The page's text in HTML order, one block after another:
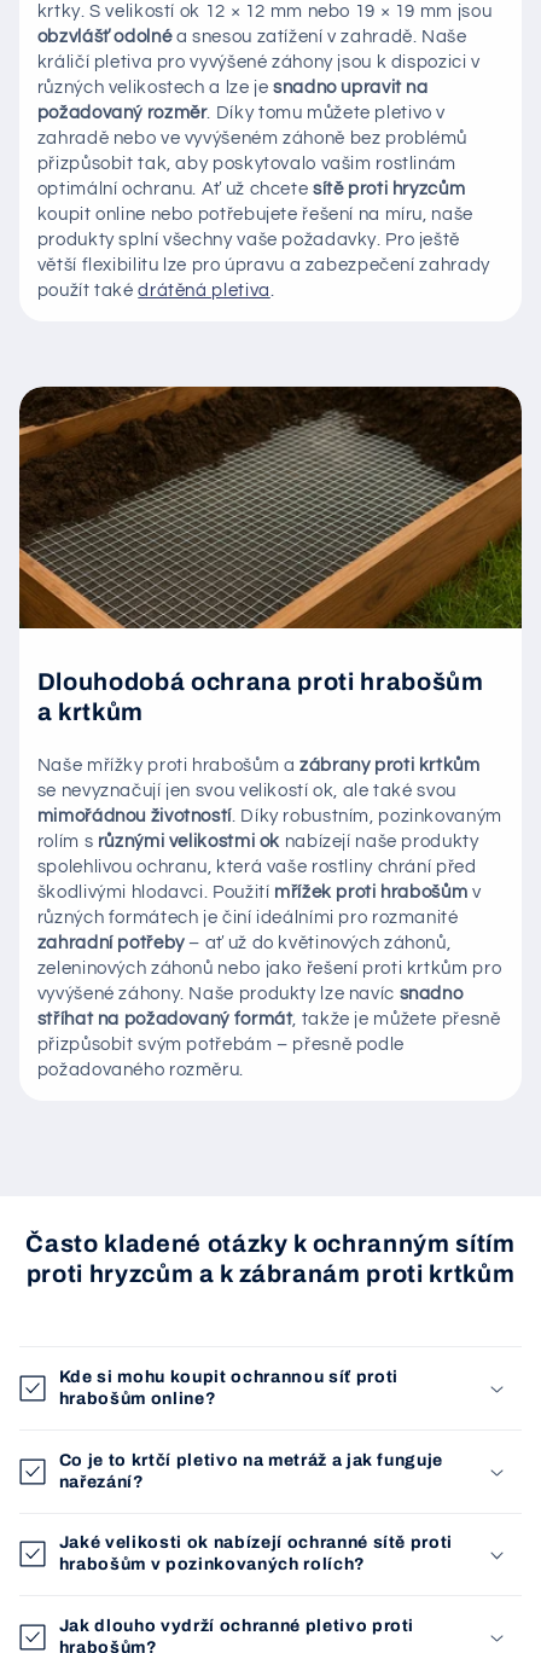
krtky. S velikostí ok 12 × 12 mm nebo 19 × 19 mm jsou
obzvlášť odolnéa snesou zatížení v zahradě. Naše
králičí pletiva pro vyvýšené záhony jsou k dispozici v
různých velikostech a lze jesnadno upravit na
požadovaný rozměr. Díky tomu můžete pletivo v
zahradě nebo ve vyvýšeném záhoně bez problémů
přizpůsobit tak, aby poskytovalo vašim rostlinám
optimální ochranu. Ať už chcete sítě proti hryzcům
koupit online nebo potřebujete řešení na míru, naše
produkty splní všechny vaše požadavky. Pro ještě
větší flexibilitu lze pro úpravu a zabezpečení zahrady
použít takédrátěná pletiva.
Dlouhodobá ochrana proti hrabošům
a krtkům
Naše mřížky proti hrabošům azábrany proti krtkům
se nevyznačují jen svou velikostí ok, ale také svou
mimořádnou životností. Díky robustním, pozinkovaným
rolím s různými velikostmi ok nabízejí naše produkty
spolehlivou ochranu, která vaše rostliny chrání před
škodlivými hlodavci. Použití mřížek proti hrabošům v
různých formátech je činí ideálními pro rozmanité
zahradní potřeby– ať už do květinových záhonů,
zeleninových záhonů nebo jako řešení proti krtkům pro
vyvýšené záhony. Naše produkty lze navíc snadno
stříhat na požadovaný formát, takže je můžete přesně
přizpůsobit svým potřebám – přesně podle
požadovaného rozměru.
Často kladené otázky k ochranným sítím
proti hryzcům a k zábranám proti krtkům
Kde si mohu koupit ochrannou síť proti
hrabošům online?
Co je to krtčí pletivo na metráž a jak funguje
nařezání?
Jaké velikosti ok nabízejí ochranné sítě proti
hrabošům v pozinkovaných rolích?
Jak dlouho vydrží ochranné pletivo proti
hrabošům?